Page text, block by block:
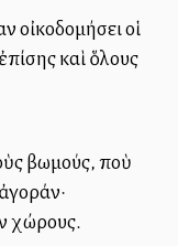
οἰκοδομήσει οἱ
καὶ ὅλους
βωμούς, ποὺ
χώρους.